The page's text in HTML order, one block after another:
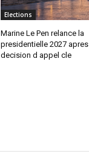
Elections
Marine Le Pen relance la
presidentielle 2027
decision d appel cle